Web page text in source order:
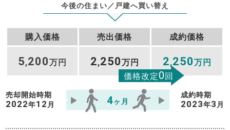
今後の住まい／戸建へ買い替え
購入価格 売出価格 成約価格
5,200万円 2,250万円 2,250万円
価格改定0回
売却開始時期
2022年12 月 4ヶ月
成約時期
2023年3 月